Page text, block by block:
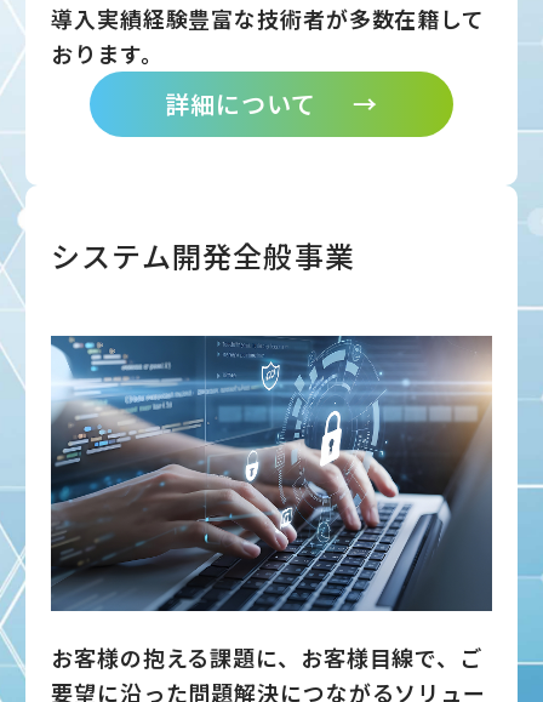
導入実績経験豊富な技術者が多数在籍して
おります。
詳細について →
システム開発全般事業
お客様の抱える課題に、お客様目線で、ご
要望に沿った問題解決につながるソリュー